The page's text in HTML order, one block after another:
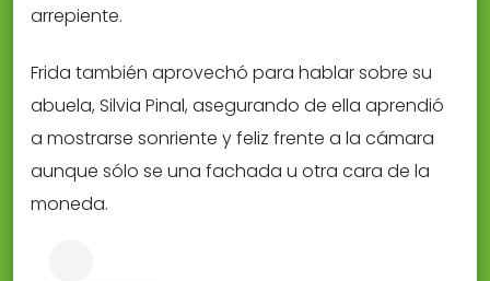
arrepiente.
Frida también aprovechó para hablar sobre su
abuela, Silvia Pinal, asegurando de ella aprendió
a mostrarse sonriente y feliz frente a la cámara
aunque sólo se una fachada u otra cara de la
moneda.